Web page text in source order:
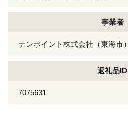
事業者
テンポイント株式会社（東海市）
返礼品ID
7075631